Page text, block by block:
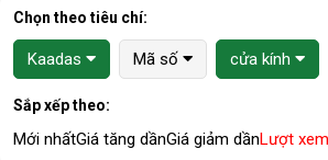
Chọn theo tiêu chí:
Kaadas Mã số cửa kính
Sắp xếp theo:
Mới nhấtGiá tăng dầnGiá giảm dầnLượt xem